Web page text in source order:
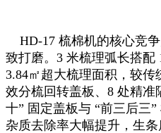
HD-17 梳棉机的核心竞
致打磨。3 米梳理弧长搭配
3.84㎡超大梳理面积，较传
效分梳回转盖板、8 处精准
十” 固定盖板与 “前三后三
杂质去除率大幅提升，生